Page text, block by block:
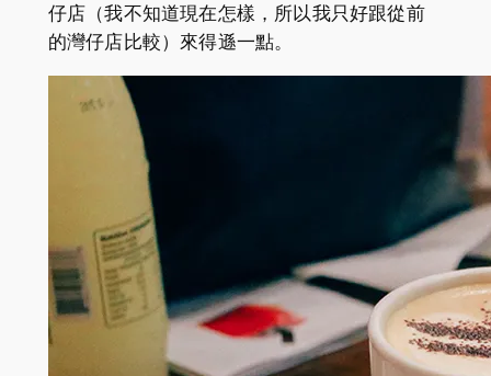
仔店（我不知道現在怎樣，所以我只好跟從前
的灣仔店比較）來得遜一點。